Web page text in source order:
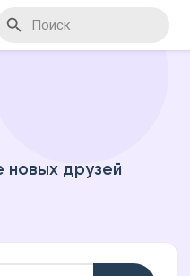
новых друзей